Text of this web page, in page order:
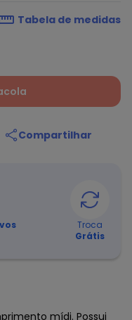
Tabela de medidas
Compartilhar
Troca
Grátis
mídi. Possui